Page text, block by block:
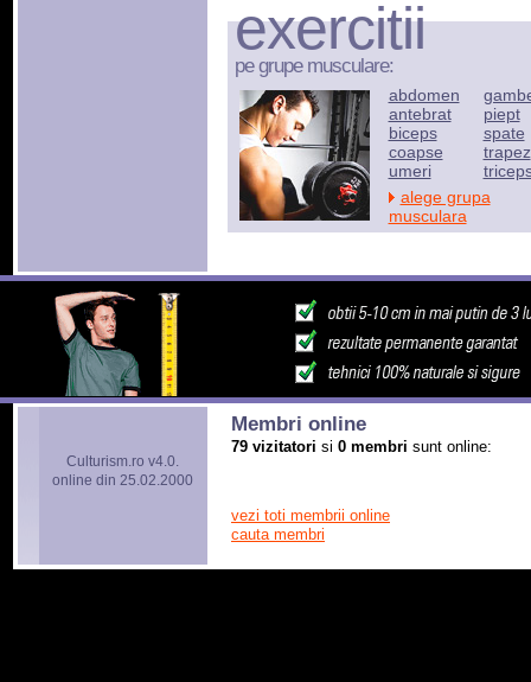
exercitii
pe grupe musculare:
abdomen
antebrat
biceps
coapse
umeri
piept
spate
trapez
alege grupa
musculara
Culturism.ro v4.0.
online din 25.02.2000
Membri online
79 vizitatori si 0 membri sunt online:
vezi toti membrii online
cauta membri